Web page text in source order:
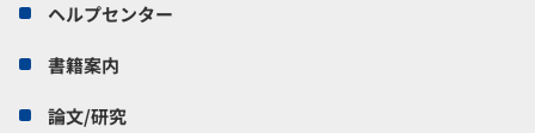
ヘルプセンター
書籍案内
論文/研究